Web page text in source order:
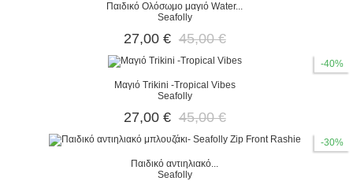
Παιδικό Ολόσωμο μαγιό Water...
Seafolly
27,00 € 45,00 €
-40%
Μαγιό Trikini -Tropical Vibes
Seafolly
27,00 € 45,00 €
-30%
Παιδικό αντιηλιακό...
Seafolly